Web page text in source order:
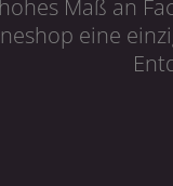
Maß an
eine